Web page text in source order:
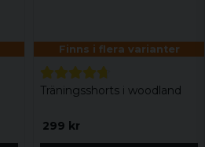
Finns i flera varianter
Träningsshorts i woodland
299 kr